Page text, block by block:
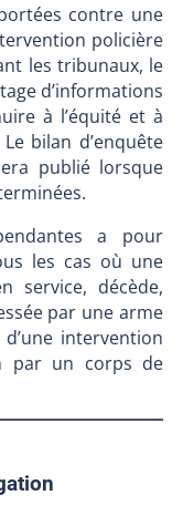
contre une
policière
les tribunaux, le
d’informations
à l’équité et à
bilan d’enquête
publié lorsque
a pour
les cas où une
service, décède,
par une arme
intervention
par un corps de